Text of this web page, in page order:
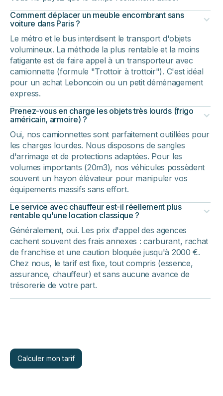
Comment déplacer un meuble encombrant sans
voiture dans Paris ?
Le métro et le bus interdisent le transport d'objets
volumineux. La méthode la plus rentable et la moins
fatigante est de faire appel à un transporteur avec
camionnette (formule "Trottoir à trottoir"). C'est idéal
pour un achat Leboncoin ou un petit déménagement
express.
Prenez-vous en charge les objets très lourds (frigo
américain, armoire) ?
Oui, nos camionnettes sont parfaitement outillées pour
les charges lourdes. Nous disposons de sangles
d'arrimage et de protections adaptées. Pour les
volumes importants (20m3), nos véhicules possèdent
souvent un hayon élévateur pour manipuler vos
équipements massifs sans effort.
Le service avec chauffeur est-il réellement plus
rentable qu'une location classique ?
Généralement, oui. Les prix d'appel des agences
cachent souvent des frais annexes : carburant, rachat
de franchise et une caution bloquée jusqu'à 2000 €.
Chez nous, le tarif est fixe, tout compris (essence,
assurance, chauffeur) et sans aucune avance de
trésorerie de votre part.
Calculer mon tarif